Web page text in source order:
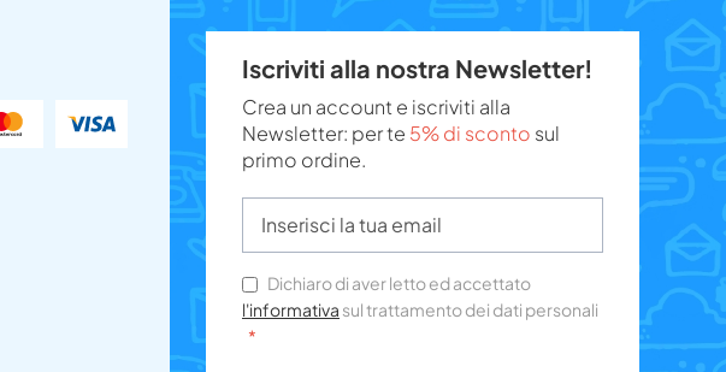
Iscriviti alla nostra Newsletter!
Crea un account e iscriviti alla
Newsletter: per te 5% di sconto sul
primo ordine.
Dichiaro di aver letto ed accettato
l'informativa sul trattamento dei dati personali